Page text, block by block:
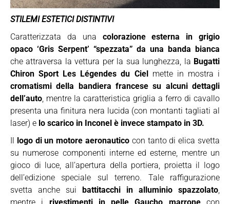
STILEMI ESTETICI DISTINTIVI
Caratterizzata da una colorazione esterna in grigio
opaco ‘Gris Serpent’ “spezzata” da una banda bianca
che attraversa la vettura per la sua lunghezza, la Bugatti
Chiron Sport Les Légendes du Cielmette in mostra i
cromatismi della bandiera francese su alcuni dettagli
dell’auto , mentre la caratteristica griglia a ferro di cavallo
presenta una finitura nera lucida (con montanti tagliati al
laser) e lo scarico in Inconel è invece stampato in 3D.
Il logo di un motore aeronautico con tanto di elica svetta
su numerose componenti interne ed esterne, mentre un
gioco di luce, all’apertura della portiera, proietta il logo
dell’edizione speciale sul terreno. Tale raffigurazione
svetta anche sui battitacchi in alluminio spazzolato
mentre i rivestimenti in pelle Gaucho marronecon